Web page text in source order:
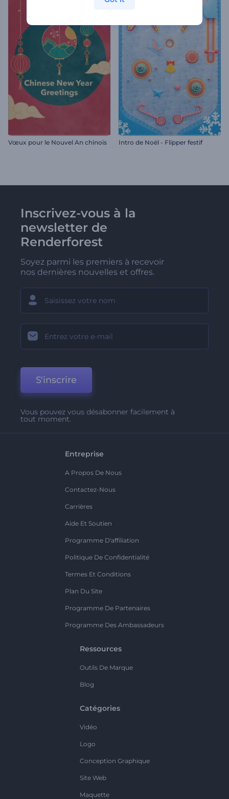
Vœux pour le Nouvel An chinois Intro de Noël - Flipper festif
Inscrivez-vous à la
newsletter de
Renderforest
Soyez parmi les premiers à recevoir
nos dernières nouvelles et offres.
S'inscrire
Vous pouvez vous désabonner facilement à
tout moment.
Entreprise
A Propos De Nous
Contactez-Nous
Carrières
Aide Et Soutien
Programme D'affiliation
Politique De Confidentialité
Termes Et Conditions
Plan Du Site
Programme De Partenaires
Programme Des Ambassadeurs
Ressources
Outils De Marque
Blog
Catégories
Vidéo
Logo
Conception Graphique
Site Web
Maquette